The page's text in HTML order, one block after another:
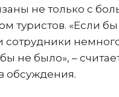
не только с
туристов. «Если
сотрудники
не было», –
обсуждения.